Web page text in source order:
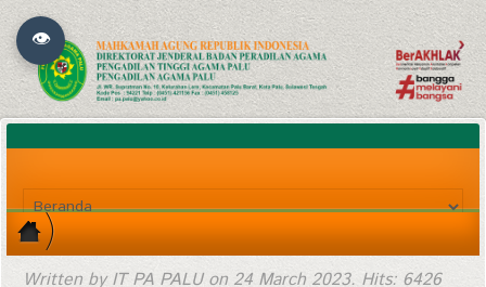
Written by IT PA PALU on 24 March 2023. Hits: 6426
👁